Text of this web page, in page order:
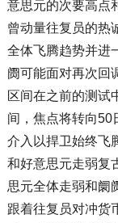
意思元的次要高点
曾动量往复员的热
全体飞腾趋势并进
阓可能面对再次回
区间在之前的测试
间，焦点将转向50
介入以捍卫始终飞
和好意思元走弱复
思元全体走弱和阛
跟着往复员对冲货